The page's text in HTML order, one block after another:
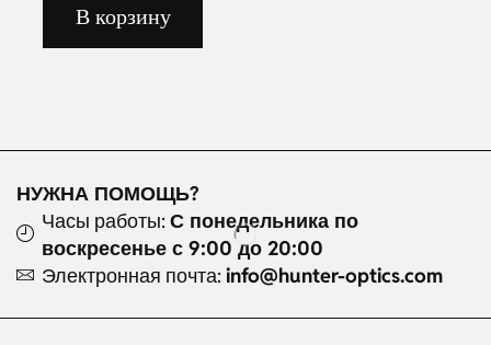
В корзину
НУЖНА ПОМОЩЬ?
Часы работы: С понедельника по
воскресенье с 9:00 до 20:00
Электронная почта: info@hunter-optics.com